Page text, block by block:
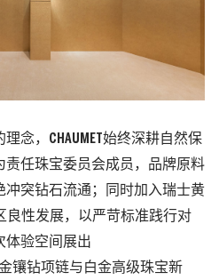
念，CHAUMET始终深耕自然保
责任珠宝委员会成员，品牌原料
冲突钻石流通；同时加入瑞士黄
良性发展，以严苛标准践行对
体验空间展出
金镶钻项链与白金高级珠宝新